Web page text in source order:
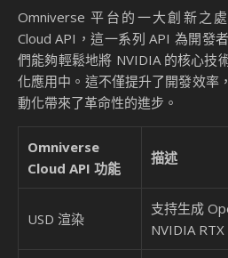
Omniverse 平台的一大創新之
Cloud API，這一系列 API 為開發
們能夠輕鬆地將 NVIDIA 的核心技
化應用中。這不僅提升了開發效率
動化帶來了革命性的進步。
Omniverse
Cloud API 功能
描述
USD 渲染
支持生成
NVIDIA